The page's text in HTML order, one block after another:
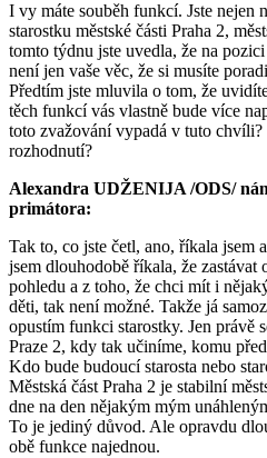
I vy máte souběh funkcí. Jste nejen
starostku městské části Praha 2,
tomto týdnu jste uvedla, že na
není jen vaše věc, že si musíte
Předtím jste mluvila o tom, že
těch funkcí vás vlastně bude více
toto zvažování vypadá v tuto chvíli?
rozhodnutí?
Alexandra UDŽENIJA /ODS/
primátora:
Tak to, co jste četl, ano, říkala jsem
jsem dlouhodobě říkala, že
pohledu a z toho, že chci mít i
děti, tak není možné. Takže já
opustím funkci starostky. Jen právě
Praze 2, kdy tak učiníme, komu
Kdo bude budoucí starosta nebo
Městská část Praha 2 je stabilní
dne na den nějakým mým
To je jediný důvod. Ale opravdu
obě funkce najednou.